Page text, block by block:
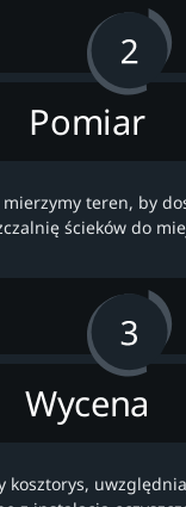
Pomiar
mierzymy teren, by
ścieków do
Wycena
kosztorys,